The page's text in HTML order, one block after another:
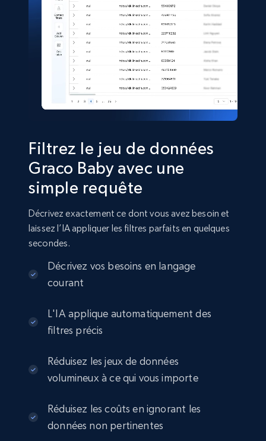
Shein- Products
Product name, Description, Initial price, Final
price, Currency, In stock, Color, Size, and more.
eCommerce
Amazon sellers info
info, Stars, Feedbacks, Return policy, and more.
eCommerce
2.5K+
URL, Product id, Title, Seller name, Seller rating,
Seller reviews, Breadcrumbs, Root category, and
eCommerce
Filtrez le jeu de données
Graco Baby avec une
simple requête
Décrivez exactement ce dont vous avez besoin et
laissez l’IA appliquer les filtres parfaits en quelques
secondes.
Décrivez vos besoins en langage
courant
L'IA applique automatiquement des
filtres précis
Réduisez les jeux de données
volumineux à ce qui vous importe
Réduisez les coûts en ignorant les
données non pertinentes